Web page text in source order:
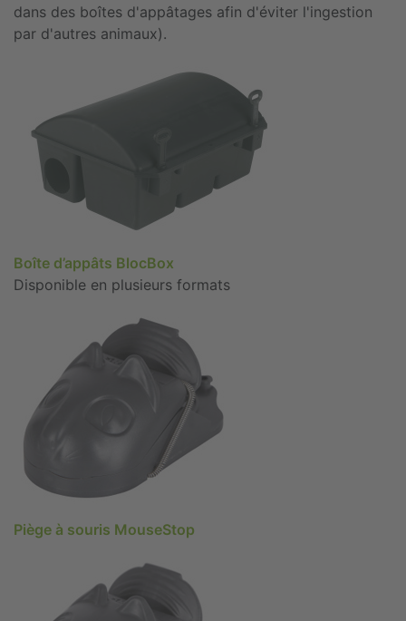
dans des boîtes d'appâtages afin d'éviter l'ingestion
par d'autres animaux).
Boîte d’appâts BlocBox
Disponible en plusieurs formats
Piège à souris MouseStop